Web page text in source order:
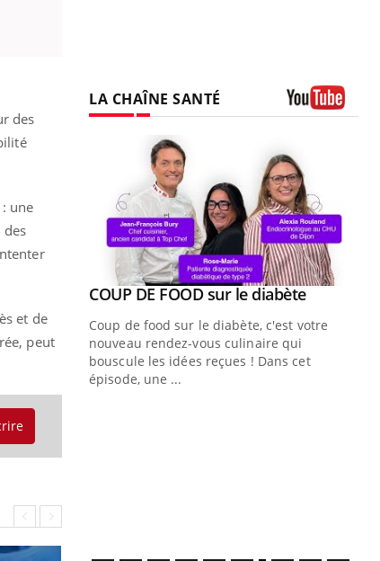
des
une
des
et de
peut
LA CHAÎNE SANTÉ
Youtube
votre
qui